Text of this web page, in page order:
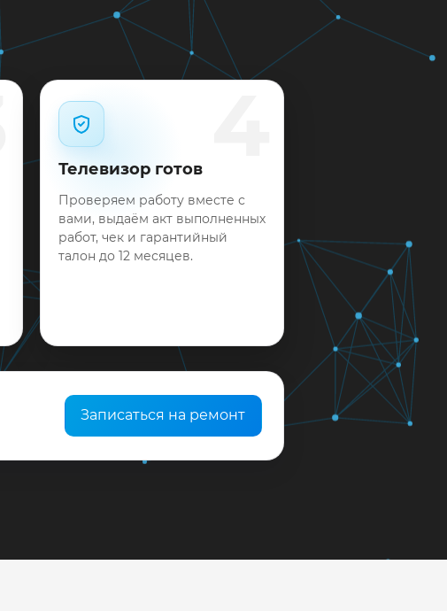
Телевизор готов
Проверяем работу вместе с
вами, выдаём акт выполненных
работ, чек и гарантийный
талон до 12 месяцев.
Записаться на ремонт